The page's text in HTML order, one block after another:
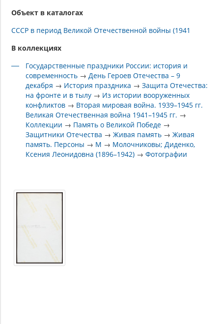
Объект в каталогах
СССР в период Великой Отечественной войны (1941
В коллекциях
Государственные праздники России: история и
современность → День Героев Отечества – 9
декабря → История праздника →Защита Отечества:
на фронте и в тылу → Из истории вооруженных
конфликтов → Вторая мировая война. 1939–1945 гг.
Великая Отечественная война 1941–1945 гг. →
Коллекции → Память о Великой Победе →
Защитники Отечества →Живая память →Живая
память. Персоны → М → Молочниковы; Диденко,
Ксения Леонидовна (1896–1942) →Фотографии